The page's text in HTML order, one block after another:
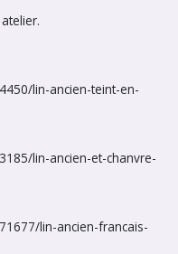
lin-ancien-teint-en-
lin-ancien-et-chanvre-
lin-ancien-francais-